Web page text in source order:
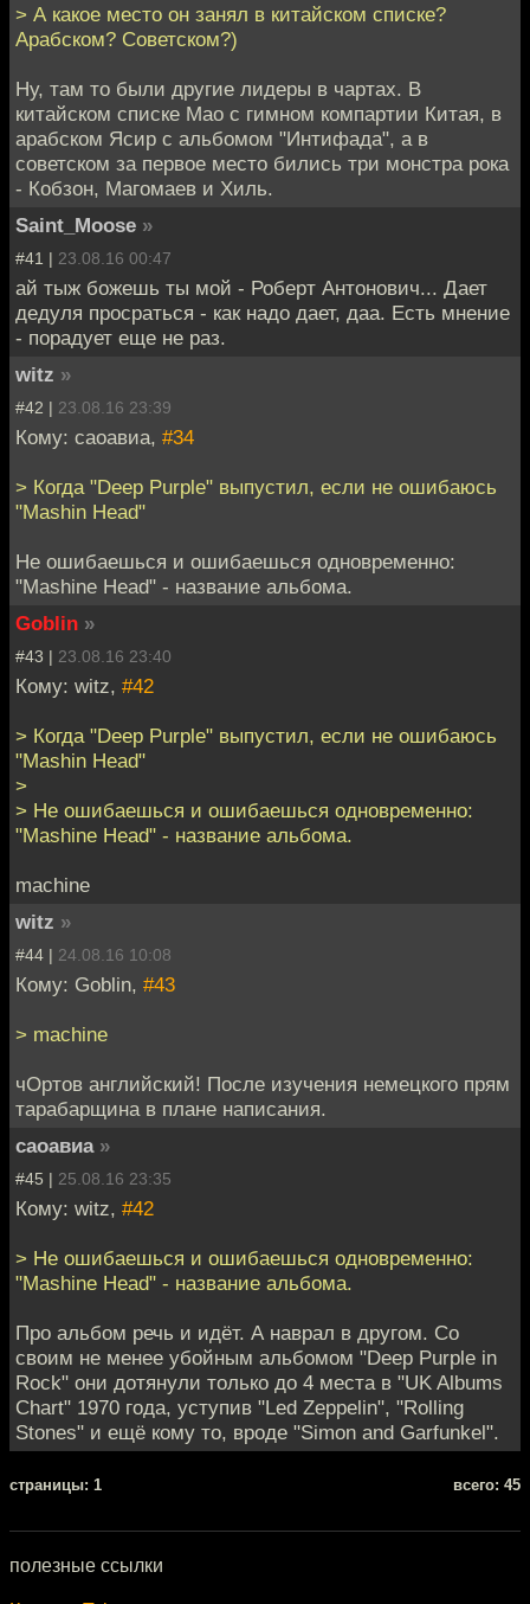
> А какое место он занял в китайском списке?
Арабском? Советском?)
Ну, там то были другие лидеры в чартах. В
китайском списке Мао с гимном компартии Китая, в
арабском Ясир с альбомом "Интифада", а в
советском за первое место бились три монстра рока
- Кобзон, Магомаев и Хиль.
Saint_Moose »
#41 | 23.08.16 00:47
ай тыж божешь ты мой - Роберт Антонович... Дает
дедуля просраться - как надо дает, даа. Есть мнение
- порадует еще не раз.
witz »
#42 | 23.08.16 23:39
Кому: саоавиа, #34
> Когда "Deep Purple" выпустил, если не ошибаюсь
"Mashin Head"
Не ошибаешься и ошибаешься одновременно:
"Mashine Head" - название альбома.
Goblin »
#43 | 23.08.16 23:40
Кому: witz, #42
> Когда "Deep Purple" выпустил, если не ошибаюсь
"Mashin Head"
>
> Не ошибаешься и ошибаешься одновременно:
"Mashine Head" - название альбома.
machine
witz »
#44 | 24.08.16 10:08
Кому: Goblin, #43
> machine
чОртов английский! После изучения немецкого прям
тарабарщина в плане написания.
саоавиа »
#45 | 25.08.16 23:35
Кому: witz, #42
> Не ошибаешься и ошибаешься одновременно:
"Mashine Head" - название альбома.
Про альбом речь и идёт. А наврал в другом. Со
своим не менее убойным альбомом "Deep Purple in
Rock" они дотянули только до 4 места в "UK Albums
Chart" 1970 года, уступив "Led Zeppelin", "Rolling
Stones" и ещё кому то, вроде "Simon and Garfunkel".
cтраницы: 1 всего: 45
полезные ссылки